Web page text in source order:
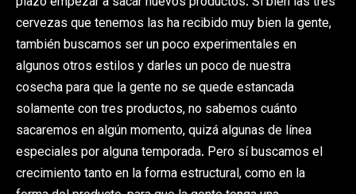
cervezas que tenemos las ha recibido muy bien la gente,
también buscamos ser un poco experimentales en
algunos otros estilos y darles un poco de nuestra
cosecha para que la gente no se quede estancada
solamente con tres productos, no sabemos cuánto
sacaremos en algún momento, quizá algunas de línea
especiales por alguna temporada. Pero sí buscamos el
crecimiento tanto en la forma estructural, como en la